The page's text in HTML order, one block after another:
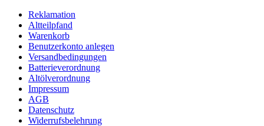
Reklamation
Altteilpfand
Warenkorb
Benutzerkonto anlegen
Versandbedingungen
Batterieverordnung
Altölverordnung
Impressum
AGB
Datenschutz
Widerrufsbelehrung